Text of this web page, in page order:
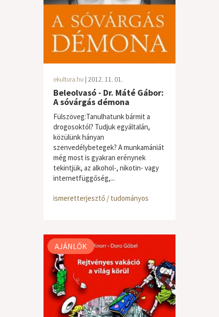
ekultura.hu | 2012. 11. 01.
Beleolvasó - Dr. Máté Gábor:
A sóvárgás démona
Fülszöveg:Tanulhatunk bármit a
drogosoktól? Tudjuk egyáltalán,
közülünk hányan
szenvedélybetegek? A munkamániát
még most is gyakran erénynek
tekintjük, az alkohol-, nikotin- vagy
internetfüggőség,...
ismeretterjesztő / tudományos
AJÁNLÓK